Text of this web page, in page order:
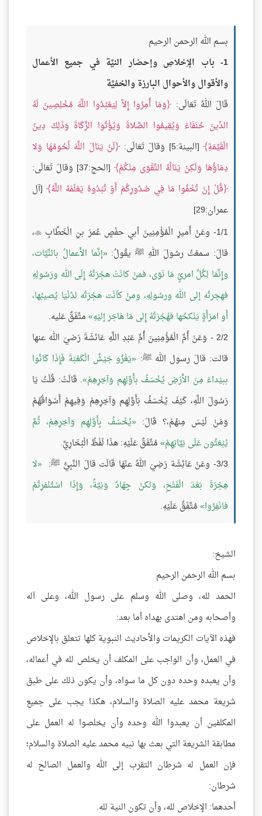
بسم الله الرحمن الرحيم
1- باب الإِخلاصِ وإحضار النيَّة في جميع الأعمال
والأقوال والأحوال البارزة والخفيَّة
قَالَ اللهُ تَعَالَى:
وَمَا أُمِرُوا إِلاَّ لِيَعْبُدُوا اللَّهَ مُخْلِصِينَ لَهُ
الدِّينَ حُنَفَاءَ وَيُقِيمُوا الصَّلاةَ وَيُؤْتُوا الزَّكَاةَ وَذَلِكَ دِينُ
الْقَيِّمَةِ [البينة:5] وَقالَ تَعَالَى:
لَنْ يَنَالَ اللَّهَ لُحُومُهَا وَلا
دِمَاؤُهَا وَلَكِنْ يَنَالُهُ التَّقْوَى مِنْكُمْ [الحج:37] وَقالَ تَعَالَى:
قُلْ إِنْ تُخْفُوا مَا فِي صُدُورِكُمْ أَوْ تُبْدُوهُ يَعْلَمْهُ اللَّهُ [آل
عمران:29]
1/1- وعَنْ أَميرِ الْمُؤْمِنِينَ أبي حفْصٍ عُمرَ بنِ الْخَطَّابِ
،
قالَ: سمعْتُ رسُولَ اللهِ ﷺ يقُولُ: إنَّما الأَعمالُ بالنِّيَّات،
وإِنَّمَا لِكُلِّ امرئٍ مَا نَوَى، فمنْ كانَتْ هجْرَتُهُ إِلَى الله ورَسُولِهِ
فهجرتُه إلى الله ورسُولِهِ، ومنْ كاَنْت هجْرَتُه لدُنْيَا يُصيبُها،
أَو امرَأَةٍ يَنْكحُها فهْجْرَتُهُ إِلى مَا هَاجَر إليْهِ متَّفَقٌ عَليه.
2/2 - وَعَنْ أُمِّ الْمُؤْمِنِينَ أُمِّ عَبْدِ اللَّهِ عَائشَةَ رَضيَ الله عنها
قالت: قالَ رسول الله ﷺ: يَغْزُو جَيْشٌ الْكَعْبَةَ فَإِذَا كَانُوا
ببيْداءَ مِنَ الأَرْضِ يُخْسَفُ بأَوَّلِهِم وَآخِرِهِمْ . قَالَتْ: قُلْتُ يَا
رَسُولَ اللَّهِ، كَيْفَ يُخْسَفُ بَأَوَّلِهِم وَآخِرِهِمْ وَفِيهِمْ أَسْوَاقُهُمْ
وَمَنْ لَيْسَ مِنهُمْ،؟ قَالَ:
يُخْسَفُ بِأَوَّلِهِم وَآخِرِهِمْ، ثُمَّ
يُبْعَثُون عَلَى نِيَّاتِهِمْ مُتَّفَقٌ عَلَيْهِ: هذَا لَفْظُ الْبُخَارِيِّ.
3/3- وعَنْ عَائِشَة رَضِيَ اللهُ عنْهَا قَالَت قالَ النَّبِيُّ ﷺ:
لا
هِجْرَةَ بَعْدَ الْفَتْحِ، وَلكنْ جِهَادٌ وَنِيَّةٌ، وَإِذَا اسْتُنْفرِتُمْ
فانْفِرُوا مُتَّفَقٌ عَلَيْهِ.
الشيخ:
بسم الله الرحمن الرحيم
الحمد لله، وصلى الله وسلم على رسول الله، وعلى آله
وأصحابه ومن اهتدى بهداه أما بعد:
فهذه الآيات الكريمات والأحاديث النبوية كلها تتعلق بالإخلاص
في العمل، وأن الواجب على المكلف أن يخلص لله في أعماله،
وأن يعبده وحده دون كل ما سواه، وأن يكون ذلك على طبق
شريعة محمد عليه الصلاة والسلام، هكذا يجب على جميع
المكلفين أن يعبدوا الله وحده وأن يخلصوا له العمل على
مطابقة الشريعة التي بعث بها نبيه محمد عليه الصلاة والسلام؛
فإن العمل له شرطان التقرب إلى الله والعمل الصالح له
شرطان:
أحدهما: الإخلاص لله، وأن تكون النية لله.